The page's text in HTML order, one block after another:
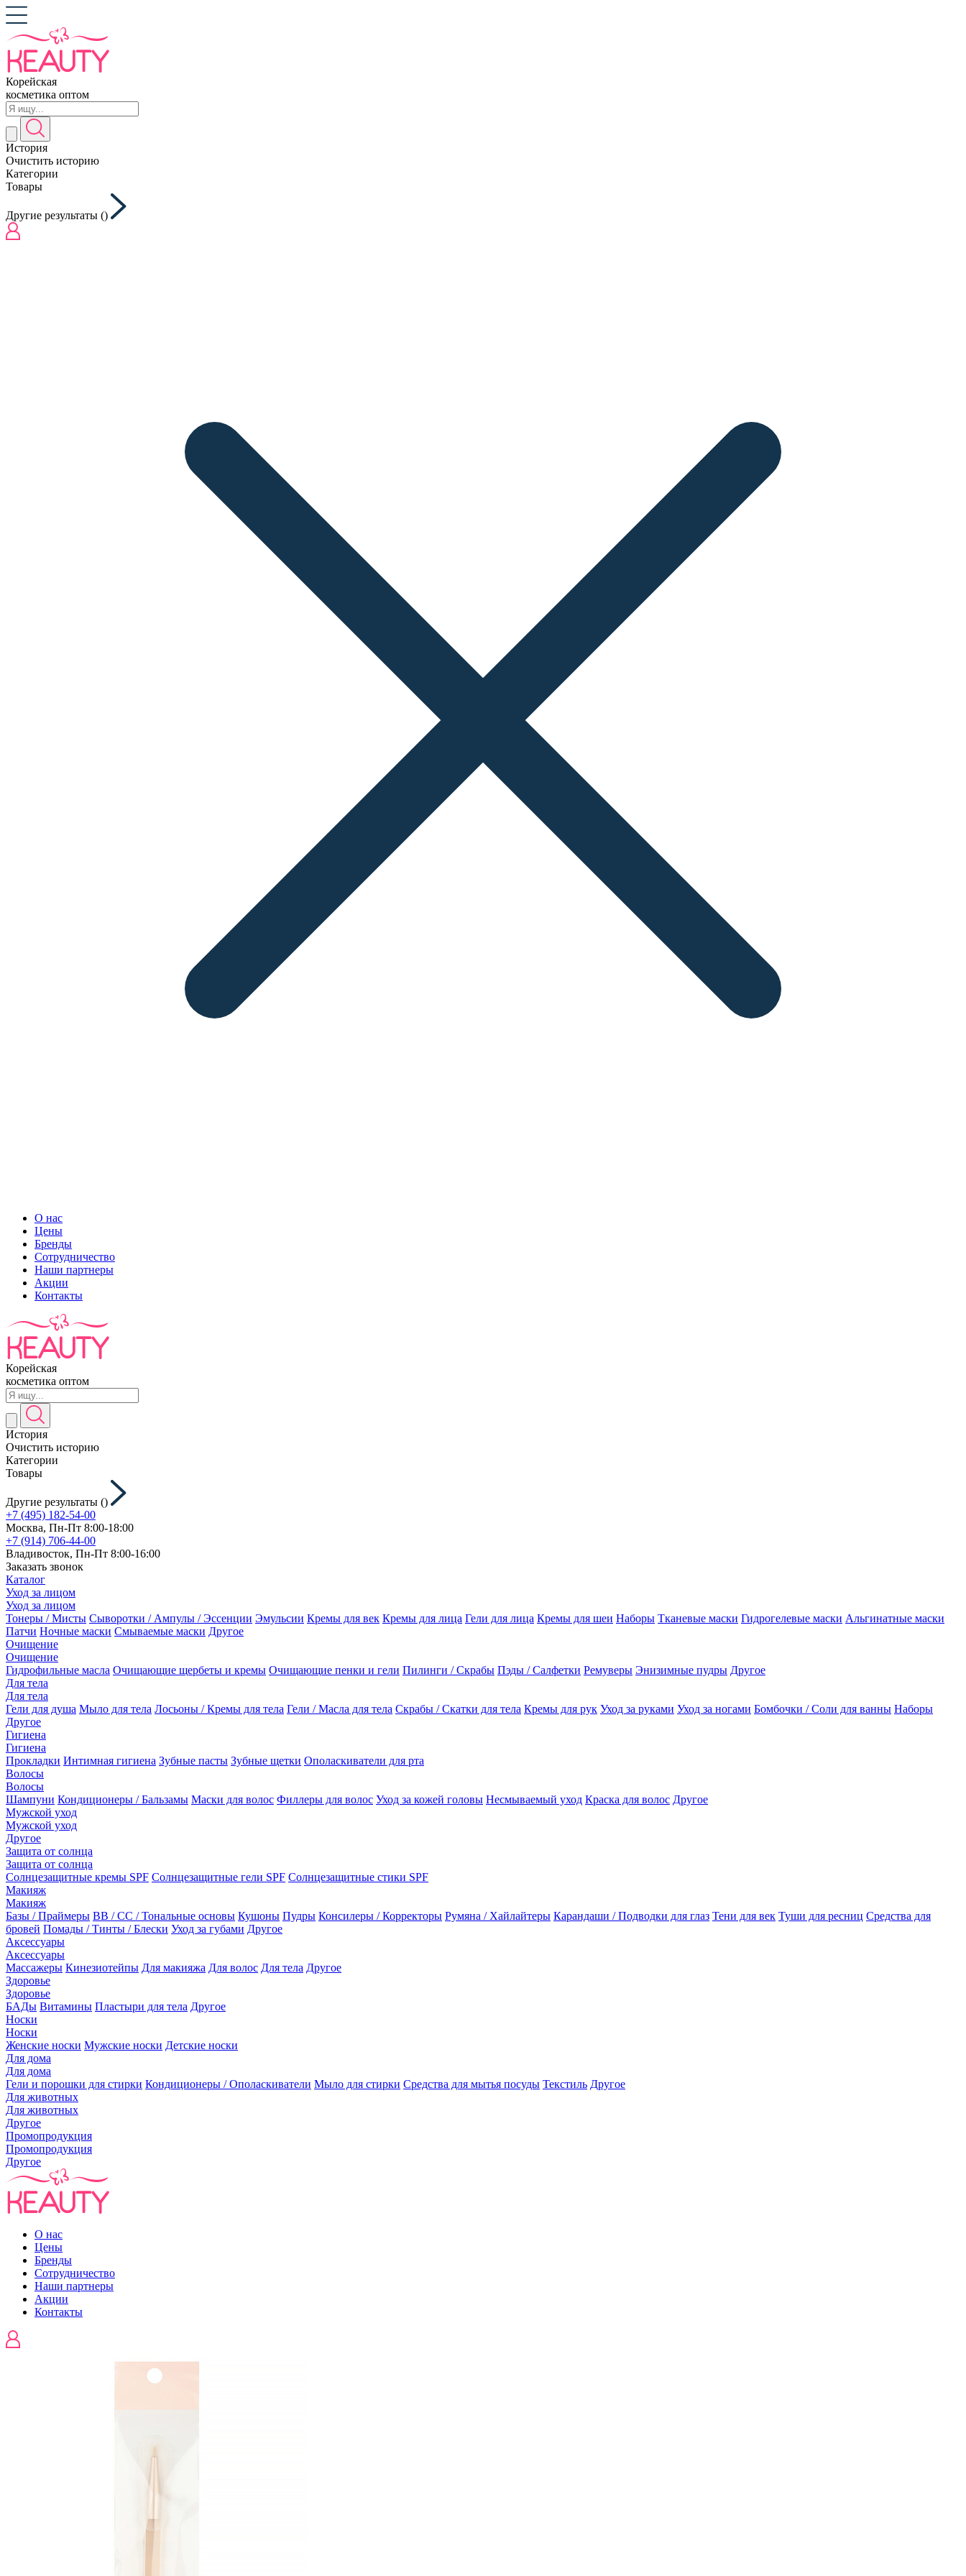
Корейская
косметика оптом
История
Очистить историю
Категории
Товары
Другие результаты ()
О нас
Цены
Бренды
Сотрудничество
Наши партнеры
Акции
Контакты
Корейская
косметика оптом
История
Очистить историю
Категории
Товары
Другие результаты ()
+7 (495) 182-54-00
Москва, Пн-Пт 8:00-18:00
+7 (914) 706-44-00
Владивосток, Пн-Пт 8:00-16:00
Заказать звонок
Каталог
Уход за лицом
Уход за лицом
Тонеры / Мисты Сыворотки / Ампулы / Эссенции Эмульсии Кремы для век Кремы для лица Гели для лица Кремы для шеи Наборы Тканевые маски Гидрогелевые маски Альгинатные маски
Патчи Ночные маски Смываемые маски Другое
Очищение
Очищение
Гидрофильные масла Очищающие щербеты и кремы Очищающие пенки и гели Пилинги / Скрабы Пэды / Салфетки Ремуверы Энизимные пудры Другое
Для тела
Для тела
Гели для душа Мыло для тела Лосьоны / Кремы для тела Гели / Масла для тела Скрабы / Скатки для тела Кремы для рук Уход за руками Уход за ногами Бомбочки / Соли для ванны Наборы
Другое
Гигиена
Гигиена
Прокладки Интимная гигиена Зубные пасты Зубные щетки Ополаскиватели для рта
Волосы
Волосы
Шампуни Кондиционеры / Бальзамы Маски для волос Филлеры для волос Уход за кожей головы Несмываемый уход Краска для волос Другое
Мужской уход
Мужской уход
Другое
Защита от солнца
Защита от солнца
Солнцезащитные кремы SPF Солнцезащитные гели SPF Солнцезащитные стики SPF
Макияж
Макияж
Базы / Праймеры BB / CC / Тональные основы Кушоны Пудры Консилеры / Корректоры Румяна / Хайлайтеры Карандаши / Подводки для глаз Тени для век Туши для ресниц Средства для
бровей Помады / Тинты / Блески Уход за губами Другое
Аксессуары
Аксессуары
Массажеры Кинезиотейпы Для макияжа Для волос Для тела Другое
Здоровье
Здоровье
БАДы Витамины Пластыри для тела Другое
Носки
Носки
Женские носки Мужские носки Детские носки
Для дома
Для дома
Гели и порошки для стирки Кондиционеры / Ополаскиватели Мыло для стирки Средства для мытья посуды Текстиль Другое
Для животных
Для животных
Другое
Промопродукция
Промопродукция
Другое
О нас
Цены
Бренды
Сотрудничество
Наши партнеры
Акции
Контакты